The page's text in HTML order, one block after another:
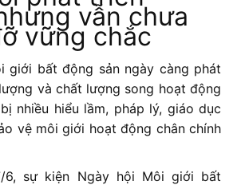
giới bất động sản ngày càng phát
và chất lượng song hoạt động
nhiều hiểu lầm, pháp lý, giáo dục
vệ môi giới hoạt động chân chính
6, sự kiện Ngày hội Môi giới bất